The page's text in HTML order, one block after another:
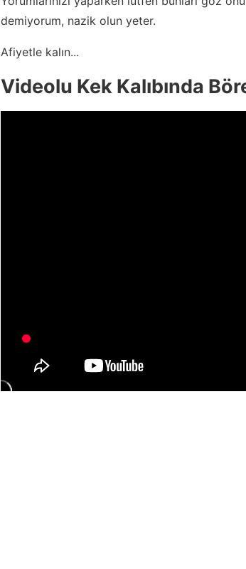
demiyorum, nazik olun yeter.
Afiyetle kalın...
Videolu Kek Kalıbında